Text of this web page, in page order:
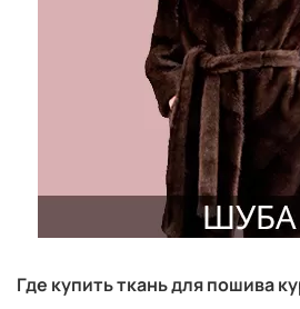
Где купить ткань для пошива